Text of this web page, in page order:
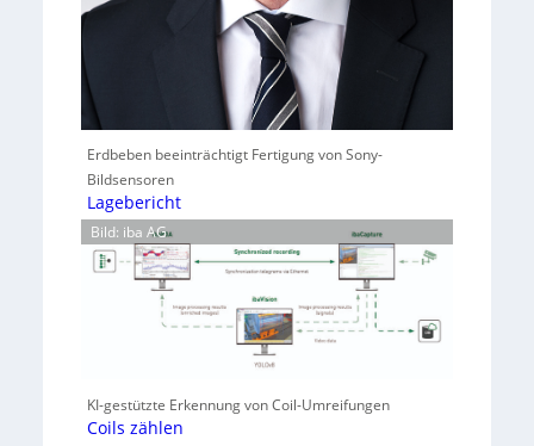
Erdbeben beeinträchtigt Fertigung von Sony-
Bildsensoren
Lagebericht
Bild: iba AG
KI-gestützte Erkennung von Coil-Umreifungen
Coils zählen